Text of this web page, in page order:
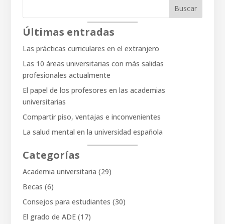
Buscar
Últimas entradas
Las prácticas curriculares en el extranjero
Las 10 áreas universitarias con más salidas
profesionales actualmente
El papel de los profesores en las academias
universitarias
Compartir piso, ventajas e inconvenientes
La salud mental en la universidad española
Categorías
Academia universitaria (29)
Becas (6)
Consejos para estudiantes (30)
El grado de ADE(17)